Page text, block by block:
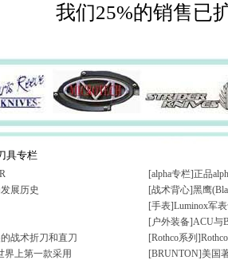
我们25%的销售已
具专栏
展历史
战术折刀和直刀
界上第一款采用
[alpha专栏]正品
[战术背心]黑鹰
[手表]Luminox军
[户外装备]ACU与
[Rothco系列
[BRUNTON]美国